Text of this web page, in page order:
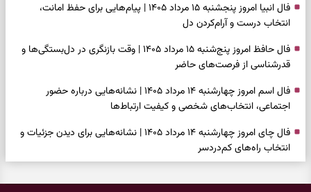
فال انبیا امروز پنجشنبه ۱۵ مرداد ۱۴۰۵ | پیام‌هایی برای حفظ امانت،
انتخاب درست و آرام‌کردن دل
فال حافظ امروز پنج‌شنبه ۱۵ مرداد ۱۴۰۵ | وقت بازنگری در دل‌بستگی‌ها و
قدرشناسی از فرصت‌های حاضر
فال اسم امروز چهارشنبه ۱۴ مرداد ۱۴۰۵ | نشانه‌هایی درباره حضور
اجتماعی، انتخاب‌های شخصی و کیفیت ارتباط‌ها
فال چای امروز چهارشنبه ۱۴ مرداد ۱۴۰۵ | نشانه‌هایی برای دیدن جزئیات و
انتخاب راه‌های کم‌دردسر